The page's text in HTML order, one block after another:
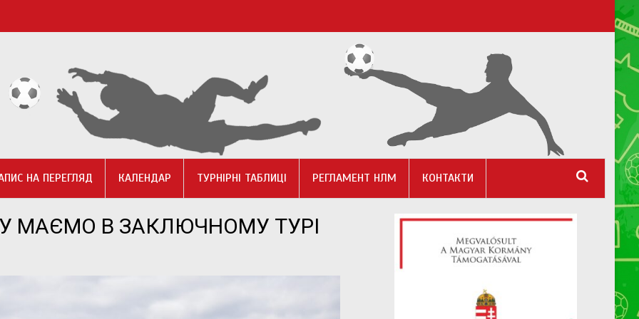
НА ПЕРЕГЛЯД КАЛЕНДАР ТУРНІРНІ ТАБЛИЦІ РЕГЛАМЕНТ НЛМ КОНТАКТИ
МАЄМО В ЗАКЛЮЧНОМУ ТУРІ